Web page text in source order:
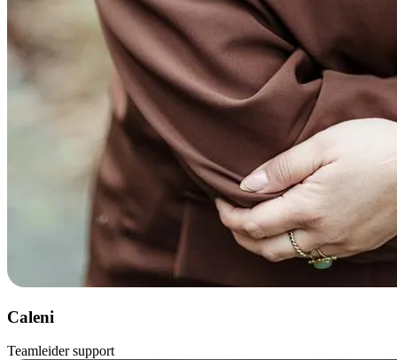
Caleni
Teamleider support